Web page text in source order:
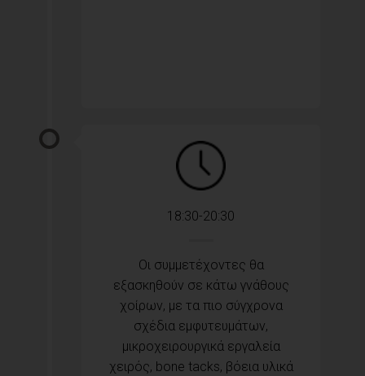
18:30-20:30
Οι συμμετέχοντες θα
εξασκηθούν σε κάτω γνάθους
χοίρων, με τα πιο σύγχρονα
σχέδια εμφυτευμάτων,
μικροχειρουργικά εργαλεία
χειρός, bone tacks, βόεια υλικά